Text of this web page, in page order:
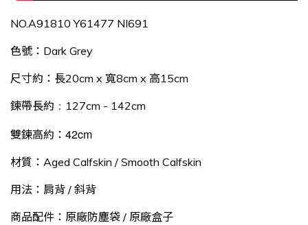
NO.A91810 Y61477 NI691
色號： Dark Grey
尺寸約：長20cm x 寬8cm x 高15cm
鍊帶長約 ： 127cm - 142cm
雙鍊高約： 42cm
材質：Aged Calfskin / Smooth Calfskin
用法：肩背 / 斜背
商品配件：原廠防塵袋 / 原廠盒子